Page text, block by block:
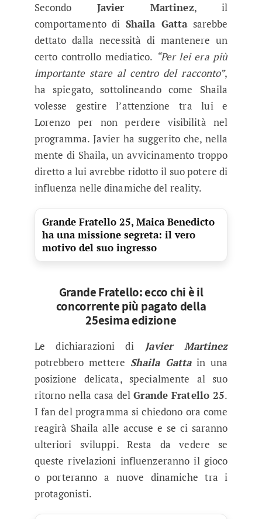
Secondo Javier Martinez, il
comportamento di Shaila Gattasarebbe
dettato dalla necessità di mantenere un
certo controllo mediatico. “Per lei era più
importante stare al centro del racconto”,
ha spiegato, sottolineando come Shaila
volesse gestire l’attenzione tra lui e
Lorenzo per non perdere visibilità nel
programma. Javier ha suggerito che, nella
mente di Shaila, un avvicinamento troppo
diretto a lui avrebbe ridotto il suo potere di
influenza nelle dinamiche del reality.
Grande Fratello 25, Maica Benedicto
ha una missione segreta: il vero
motivo del suo ingresso
Grande Fratello: ecco chi è il
concorrente più pagato della
25esima edizione
Le dichiarazioni diJavier Martinez
potrebbero mettere Shaila Gatta in una
posizione delicata, specialmente al suo
ritorno nella casa delGrande Fratello 25.
I fan del programma si chiedono ora come
reagirà Shaila alle accuse e se ci saranno
ulteriori sviluppi. Resta da vedere se
queste rivelazioni influenzeranno il gioco
o porteranno a nuove dinamiche tra i
protagonisti.